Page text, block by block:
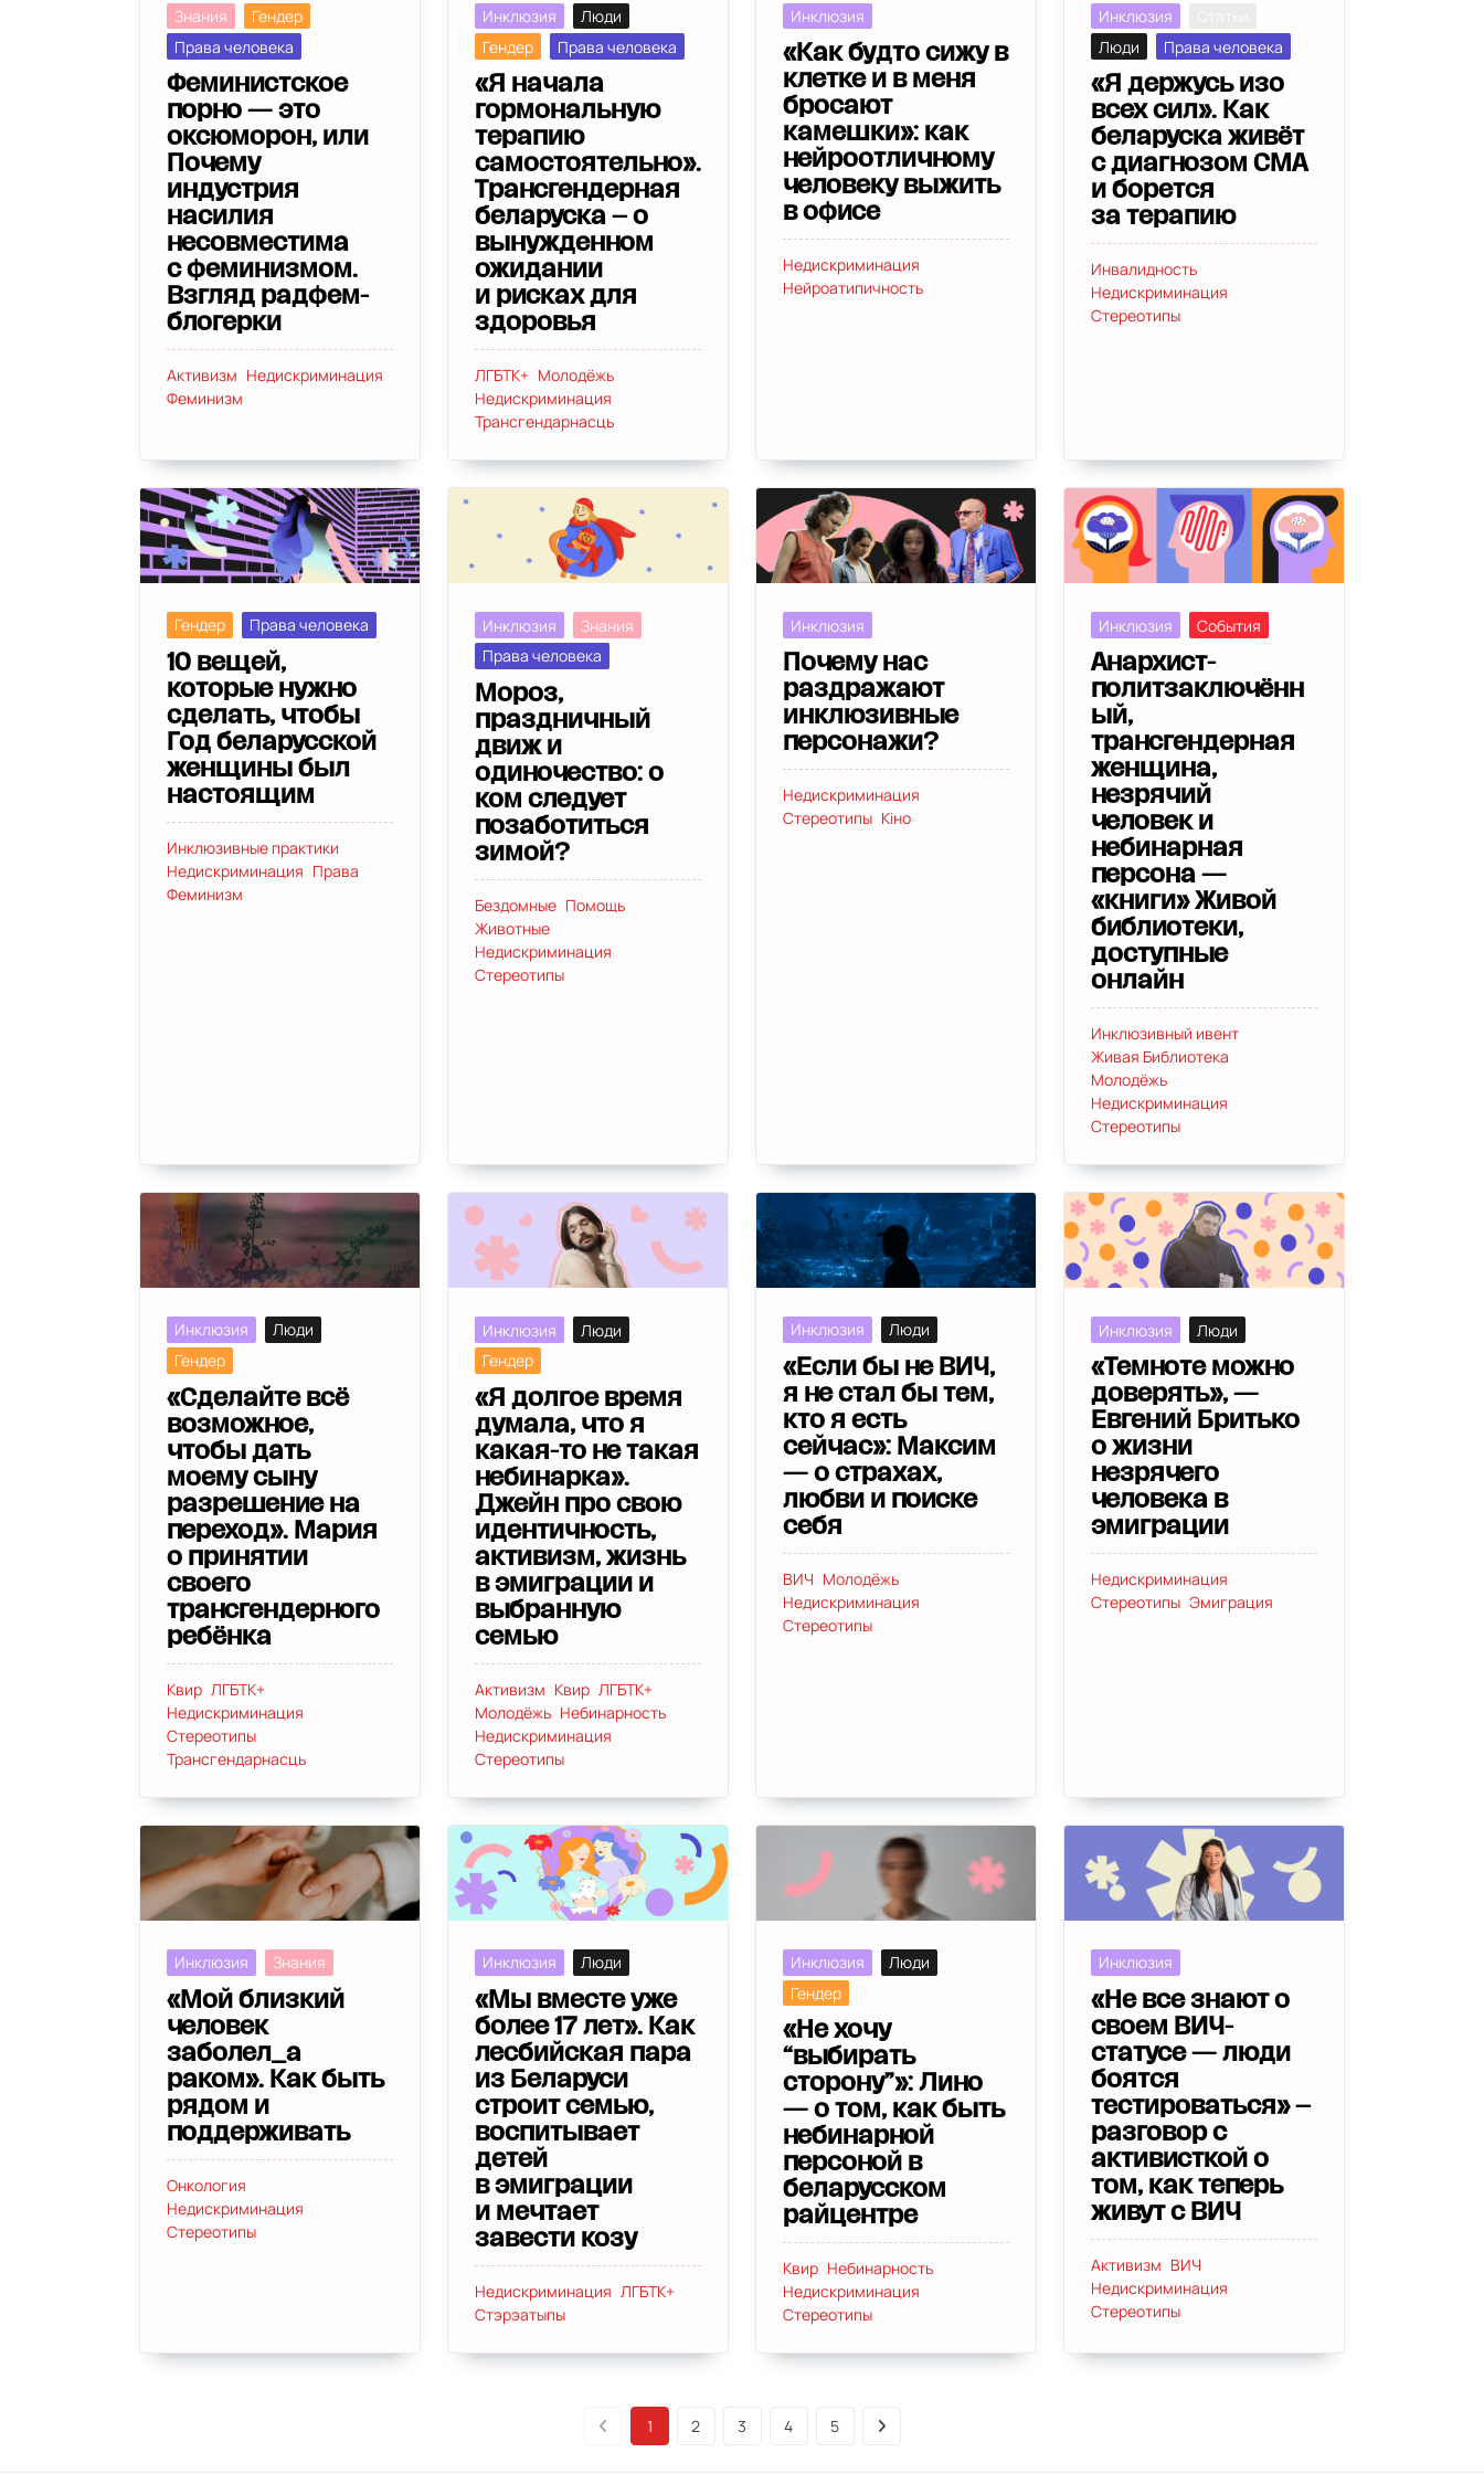
Знания
Гендер
Права человека
Феминистское
порно — это
оксюморон, или
Почему
индустрия
насилия
несовместима
с феминизмом.
Взгляд радфем-
блогерки
Активизм Недискриминация
Феминизм
Инклюзия
Люди
Гендер
Права человека
«Я начала
гормональную
терапию
самостоятельно».
Трансгендерная
беларуска – о
вынужденном
ожидании
и рисках для
здоровья
ЛГБТК+ Молодёжь
Недискриминация
Трансгендарнасць
Инклюзия
«Как будто сижу в
клетке и в меня
бросают
камешки»: как
нейроотличному
человеку выжить
в офисе
Недискриминация
Нейроатипичность
Инклюзия
Люди
Права человека
«Я держусь изо
всех сил». Как
беларуска живёт
с диагнозом СМА
и борется
за терапию
Инвалидность
Недискриминация
Стереотипы
Гендер Права человека
10 вещей,
которые нужно
сделать, чтобы
Год беларусской
женщины был
настоящим
Инклюзивные практики
Недискриминация Права
Феминизм
Инклюзия
Знания
Права человека
Мороз,
праздничный
движ и
одиночество: о
ком следует
позаботиться
зимой?
Бездомные Помощь
Животные
Недискриминация
Стереотипы
Инклюзия
Почему нас
раздражают
инклюзивные
персонажи?
Недискриминация
Стереотипы Кіно
Инклюзия События
Анархист-
политзаключённ
ый,
трансгендерная
женщина,
незрячий
человек и
небинарная
персона —
«книги» Живой
библиотеки,
доступные
онлайн
Инклюзивный ивент
Живая Библиотека
Молодёжь
Недискриминация
Стереотипы
Инклюзия
Люди
Гендер
«Сделайте всё
возможное,
чтобы дать
моему сыну
разрешение на
переход». Мария
о принятии
своего
трансгендерного
ребёнка
Квир ЛГБТК+
Недискриминация
Стереотипы
Трансгендарнасць
Инклюзия
Люди
Гендер
«Я долгое время
думала, что я
какая-то не такая
небинарка».
Джейн про свою
идентичность,
активизм, жизнь
в эмиграции и
выбранную
семью
Активизм Квир ЛГБТК+
Молодёжь Небинарность
Недискриминация
Стереотипы
Инклюзия Люди
«Если бы не ВИЧ,
я не стал бы тем,
кто я есть
сейчас»: Максим
— о страхах,
любви и поиске
себя
ВИЧ Молодёжь
Недискриминация
Стереотипы
Инклюзия Люди
«Темноте можно
доверять», —
Евгений Бритько
о жизни
незрячего
человека в
эмиграции
Недискриминация
Стереотипы Эмиграция
Инклюзия Знания
«Мой близкий
человек
заболел_а
раком». Как быть
рядом и
поддерживать
Онкология
Недискриминация
Стереотипы
Инклюзия Люди
«Мы вместе уже
более 17 лет». Как
лесбийская пара
из Беларуси
строит семью,
воспитывает
детей
в эмиграции
и мечтает
завести козу
Недискриминация ЛГБТК+
Стэрэатыпы
Инклюзия
Люди
Гендер
«Не хочу
“выбирать
сторону”»: Лино
— о том, как быть
небинарной
персоной в
беларусском
райцентре
Квир Небинарность
Недискриминация
Стереотипы
Инклюзия
«Не все знают о
своем ВИЧ-
статусе — люди
боятся
тестироваться» –
разговор с
активисткой о
том, как теперь
живут с ВИЧ
Активизм ВИЧ
Недискриминация
Стереотипы
1 2 3 4 5